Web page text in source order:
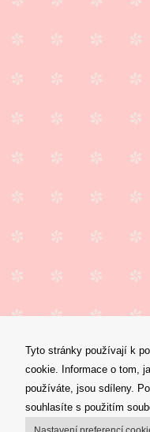
Tyto stránky používají k
cookie. Informace o tom,
používáte, jsou sdíleny.
souhlasíte s použitím